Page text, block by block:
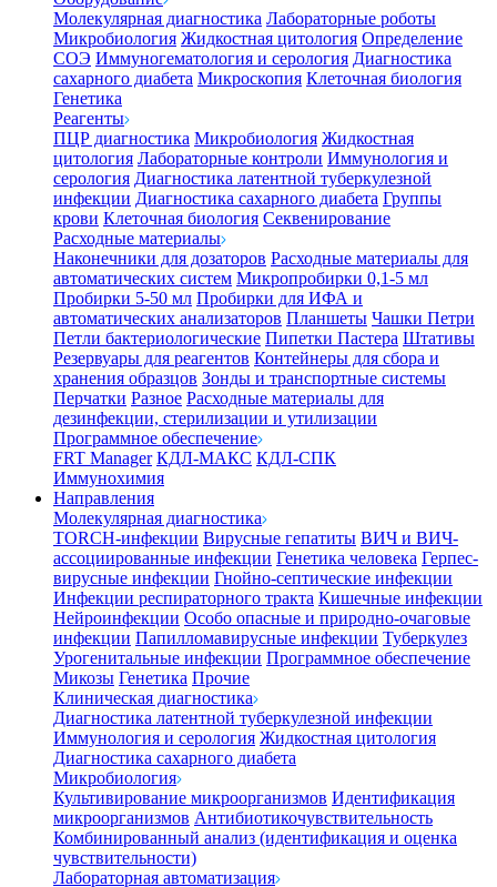
Молекулярная диагностика Лабораторные роботы
Микробиология Жидкостная цитология Определение
СОЭ Иммуногематология и серология Диагностика
сахарного диабета Микроскопия Клеточная биология
Генетика
Реагенты
ПЦР диагностика Микробиология Жидкостная
цитология Лабораторные контроли Иммунология и
серология Диагностика латентной туберкулезной
инфекции Диагностика сахарного диабета Группы
крови Клеточная биология Секвенирование
Расходные материалы
Наконечники для дозаторов Расходные материалы для
автоматических систем Микропробирки 0,1-5 мл
Пробирки 5-50 мл Пробирки для ИФА и
автоматических анализаторов Планшеты Чашки Петри
Петли бактериологические Пипетки Пастера Штативы
Резервуары для реагентов Контейнеры для сбора и
хранения образцов Зонды и транспортные системы
Перчатки Разное Расходные материалы для
дезинфекции, стерилизации и утилизации
Программное обеспечение
FRT Manager КДЛ-МАКС КДЛ-СПК
Иммунохимия
Направления
Молекулярная диагностика
TORCH-инфекции Вирусные гепатиты ВИЧ и ВИЧ-
ассоциированные инфекции Генетика человека Герпес-
вирусные инфекции Гнойно-септические инфекции
Инфекции респираторного тракта Кишечные инфекции
Нейроинфекции Особо опасные и природно-очаговые
инфекции Папилломавирусные инфекции Туберкулез
Урогенитальные инфекции Программное обеспечение
Микозы Генетика Прочие
Клиническая диагностика
Диагностика латентной туберкулезной инфекции
Иммунология и серология Жидкостная цитология
Диагностика сахарного диабета
Микробиология
Культивирование микроорганизмов Идентификация
микроорганизмов Антибиотикочувствительность
Комбинированный анализ (идентификация и оценка
чувствительности)
Лабораторная автоматизация